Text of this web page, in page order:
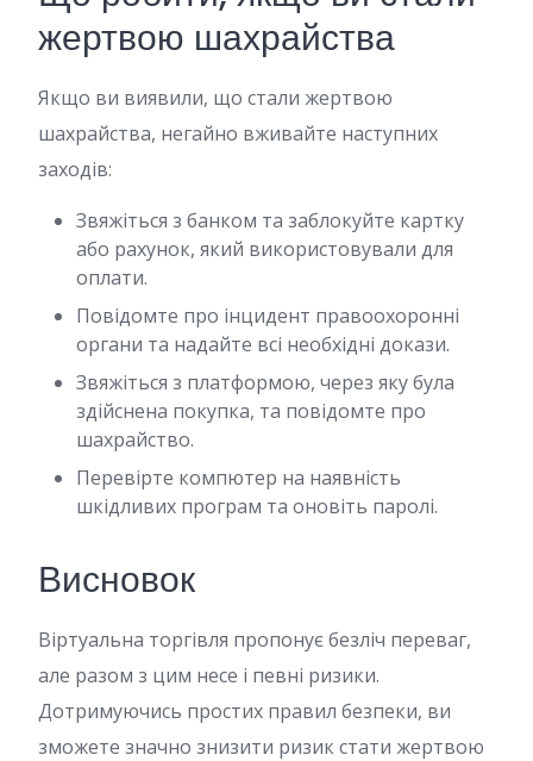
жертвою шахрайства
Якщо ви виявили, що стали жертвою
шахрайства, негайно вживайте наступних
заходів:
Звяжіться з банком та заблокуйте картку
або рахунок, який використовували для
оплати.
Повідомте про інцидент правоохоронні
органи та надайте всі необхідні докази.
Звяжіться з платформою, через яку була
здійснена покупка, та повідомте про
шахрайство.
Перевірте компютер на наявність
шкідливих програм та оновіть паролі.
Висновок
Віртуальна торгівля пропонує безліч переваг,
але разом з цим несе і певні ризики.
Дотримуючись простих правил безпеки, ви
зможете значно знизити ризик стати жертвою